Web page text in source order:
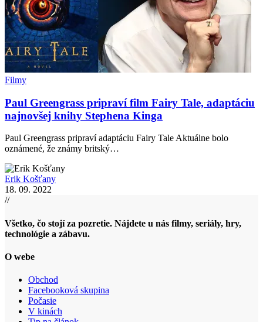
Filmy
Paul Greengrass pripraví film Fairy Tale, adaptáciu
najnovšej knihy Stephena Kinga
Paul Greengrass pripraví adaptáciu Fairy Tale Aktuálne bolo
oznámené, že známy britský…
Erik Košťany
18. 09. 2022
//
Všetko, čo stojí za pozretie. Nájdete u nás filmy, seriály, hry,
technológie a zábavu.
O webe
Obchod
Facebooková skupina
Počasie
V kinách